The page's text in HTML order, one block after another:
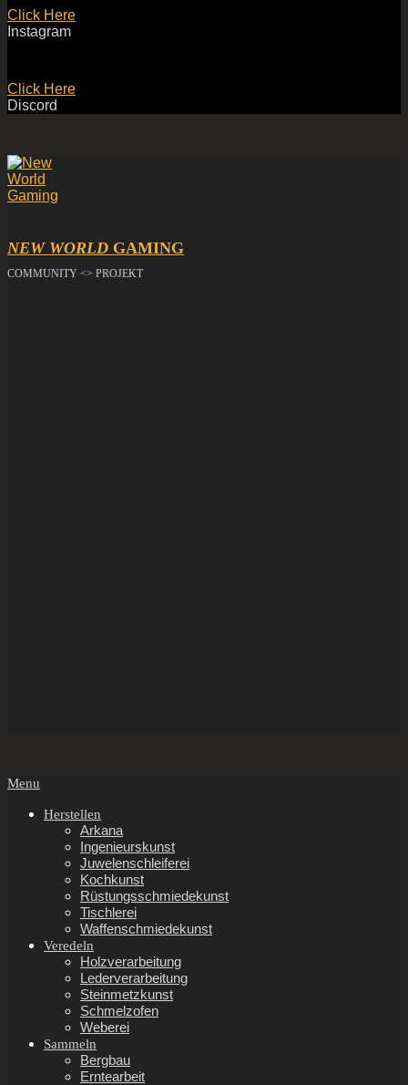
Click Here
Instagram
Click Here
Discord
NEW WORLD GAMING
COMMUNITY <> PROJEKT
Secondary
Menu
Menu
Herstellen
Arkana
Ingenieurskunst
Juwelenschleiferei
Kochkunst
Rüstungsschmiedekunst
Tischlerei
Waffenschmiedekunst
Veredeln
Holzverarbeitung
Lederverarbeitung
Steinmetzkunst
Schmelzofen
Weberei
Sammeln
Bergbau
Erntearbeit